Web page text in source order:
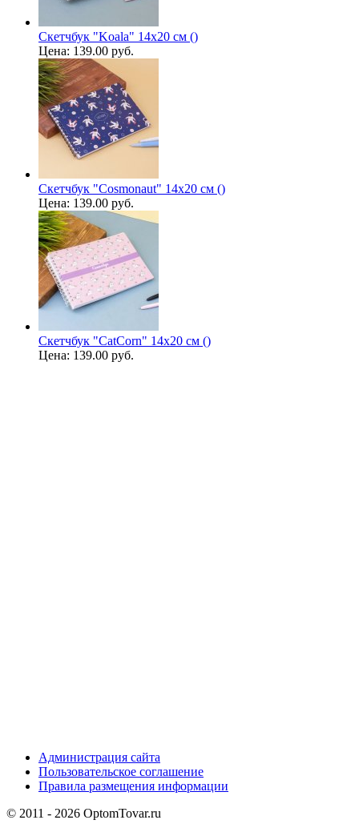
Скетчбук "Koala" 14х20 см ()
Цена: 139.00 руб.
Скетчбук "Cosmonaut" 14х20 см ()
Цена: 139.00 руб.
Скетчбук "CatCorn" 14х20 см ()
Цена: 139.00 руб.
Администрация сайта
Пользовательское соглашение
Правила размещения информации
© 2011 - 2026 OptomTovar.ru